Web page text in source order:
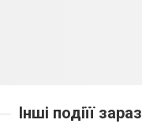
Інші подіїї зараз